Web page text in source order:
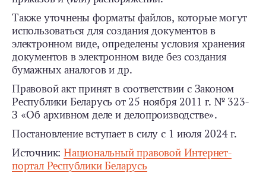
Также уточнены форматы файлов, которые могут
использоваться для создания документов в
электронном виде, определены условия хранения
документов в электронном виде без создания
бумажных аналогов и др.
Правовой акт принят в соответствии с Законом
Республики Беларусь от 25 ноября 2011 г. № 323-
З «Об архивном деле и делопроизводстве».
Постановление вступает в силу с 1 июля 2024 г.
Источник:Национальный правовой Интернет-
портал Республики Беларусь